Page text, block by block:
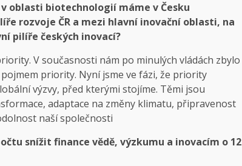
oblasti biotechnologií máme v Česku
rozvoje ČR a mezi hlavní inovační oblasti, na
pilíře českých inovací?
V současnosti nám po minulých vládách zbylo
priority. Nyní jsme ve fázi, že priority
výzvy, před kterými stojíme. Těmi jsou
adaptace na změny klimatu, připravenost
naší společnosti
snížit finance vědě, výzkumu a inovacím o 12